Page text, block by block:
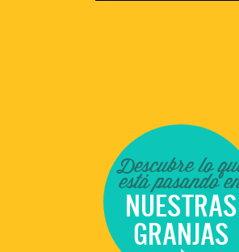
Descubre lo
está pasando
NUESTRAS
GRANJAS